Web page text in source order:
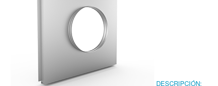
DESCRIPCIÓN: